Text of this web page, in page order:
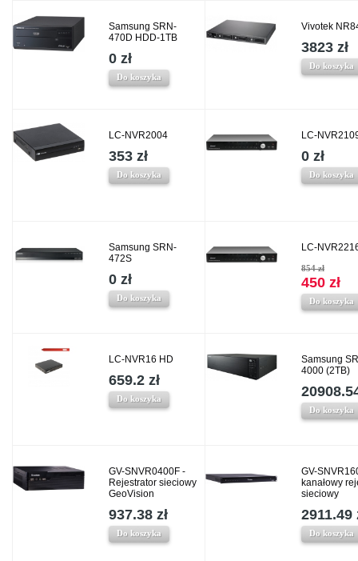
Samsung SRN-
470D HDD-1TB
0 zł
Do koszyka
Vivotek
3823 zł
Do koszyka
LC-NVR2004
353 zł
Do koszyka
LC-
0 zł
Do koszyka
Samsung SRN-
472S
0 zł
Do koszyka
LC-
854 zł
450 zł
Do koszyka
LC-NVR16 HD
659.2 zł
Do koszyka
Samsung
4000 (2TB)
Do koszyka
GV-SNVR0400F -
Rejestrator sieciowy
GeoVision
937.38 zł
Do koszyka
GV-
kanałowy
sieciowy
2911.49
Do koszyka